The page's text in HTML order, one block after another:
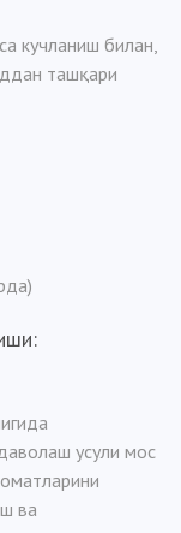
кучланиш билан,
ташқари
усули мос
ва